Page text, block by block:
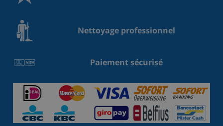
Nettoyage professionnel
Paiement sécurisé